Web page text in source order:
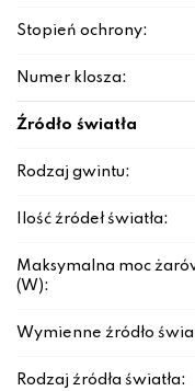
Stopień ochrony:
Numer klosza:
Źródło światła
Rodzaj gwintu:
Ilość źródeł światła:
Maksymalna moc
(W):
Wymienne źródło
Rodzaj źródła światła: